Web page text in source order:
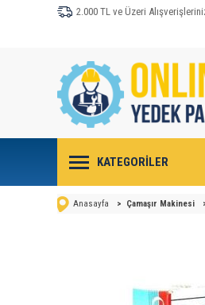
2.000 TL ve Üzeri
KATEGORILER
Anasayfa > Çamaşır Makinesi